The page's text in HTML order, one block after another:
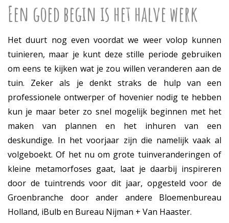
Een goed begin is het halve werk
Het duurt nog even voordat we weer volop kunnen
tuinieren, maar je kunt deze stille periode gebruiken
om eens te kijken wat je zou willen veranderen aan de
tuin. Zeker als je denkt straks de hulp van een
professionele ontwerper of hovenier nodig te hebben
kun je maar beter zo snel mogelijk beginnen met het
maken van plannen en het inhuren van een
deskundige. In het voorjaar zijn die namelijk vaak al
volgeboekt. Of het nu om grote tuinveranderingen of
kleine metamorfoses gaat, laat je daarbij inspireren
door de tuintrends voor dit jaar, opgesteld voor de
Groenbranche door ander andere Bloemenbureau
Holland, iBulb en Bureau Nijman + Van Haaster.